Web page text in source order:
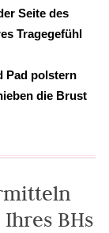
Seite des
Tragegefühl
Pad polstern
die Brust
BHs